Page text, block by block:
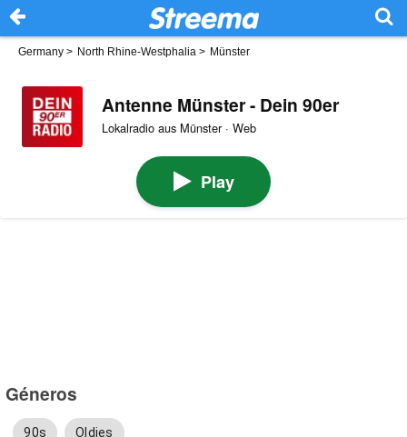
Germany > North Rhine-Westphalia > Münster
Antenne Münster - Dein 90er
Lokalradio aus Münster · Web
Play
Géneros
90s Oldies